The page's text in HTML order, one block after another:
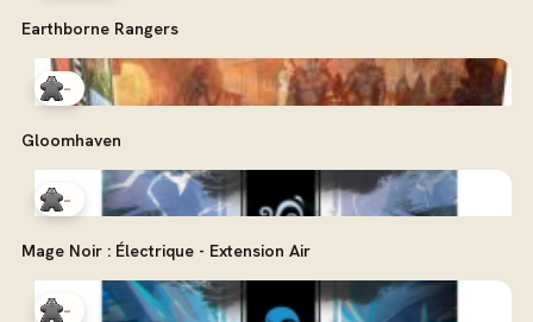
Earthborne Rangers
-
Gloomhaven
-
Mage Noir : Électrique - Extension Air
-